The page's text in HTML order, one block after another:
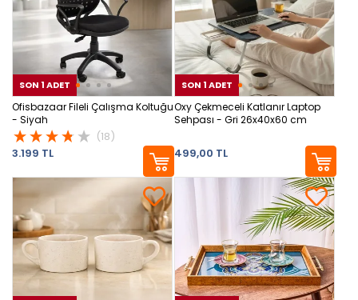
SON 1 ADET SON 1 ADET
Ofisbazaar Fileli Çalışma Koltuğu
- Siyah
(18)
3.199 TL
SON 1 ADET
Oxy Çekmeceli Katlanır Laptop
Sehpası - Gri 26x40x60 cm
499,00 TL